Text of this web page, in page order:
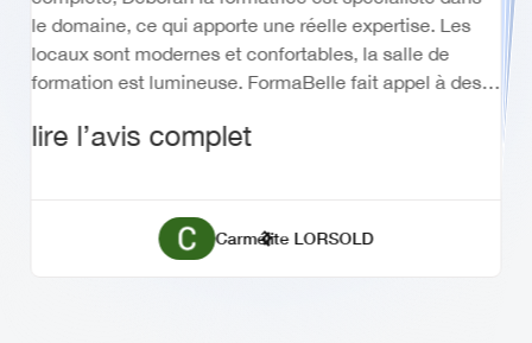
le domaine, ce qui apporte une réelle expertise. Les
locaux sont modernes et confortables, la salle de
formation est lumineuse. FormaBelle fait appel à des
lire l’avis complet
Carmélite LORSOLD
toute sécurité.
lire l’avis complet
Patricia Mareau
avec plaisir.
lire l’avis complet
Béatrice Faux
avec Céline . Très bonne formatrice !
lire l’avis complet